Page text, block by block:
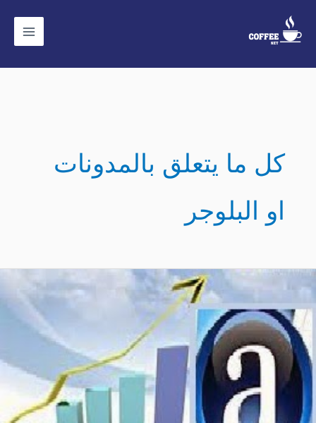
كل ما يتعلق بالمدونات
او البلوجر
كيفية
ترتيب
اليكسا
Alexa
و
ارتفاع